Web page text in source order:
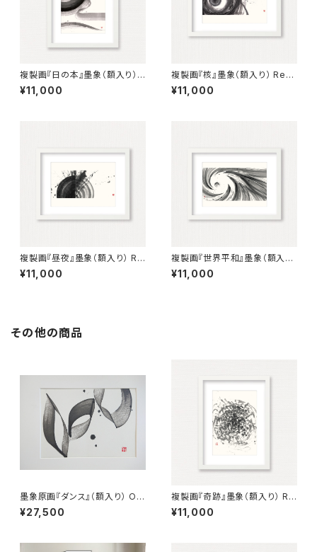
複製画『日の本』墨象（額入り）
Reproduction painting「Lan
d of the Rising Sun」（Fram
¥11,000
複製画『核』墨象（額入り） Repr
oduction painting「The Cor
e」（Framed）
¥11,000
複製画『昼夜』墨象（額入り） Re
production painting「Dau &
Night」（Framed）
¥11,000
複製画『世界平和』墨象（額入
り） Reproduction painting
「World Peace」（Framed）
¥11,000
その他の商品
墨象原画『ダンス』（額入り） Ori
ginal Painting「Dance」（Fra
med）
¥27,500
複製画『奇跡』墨象（額入り） Re
production painting「Miracl
e」（Framed）
¥11,000